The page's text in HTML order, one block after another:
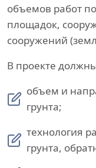
объемов работ
площадок,
сооружений
В проекте
объем и
грунта;
технология
грунта,